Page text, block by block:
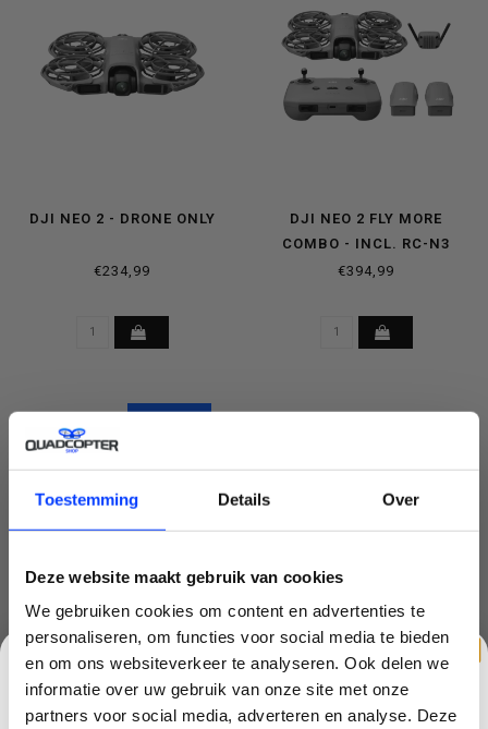
Toestemming Details Over
Deze website maakt gebruik van cookies
We gebruiken cookies om content en advertenties te
personaliseren, om functies voor social media te bieden
en om ons websiteverkeer te analyseren. Ook delen we
informatie over uw gebruik van onze site met onze
partners voor social media, adverteren en analyse. Deze
DJI NEO 2 - DRONE ONLY
€234,99
DJI NEO 2 FLY MORE
COMBO - INCL. RC-N3
CONTROLLER
€394,99
DJI NEO 2 - MOTION FLY
MORE COMBO INCL.
GOGGLES N3 & RC MOTION
€579,99€563,99
DJI NEO 2 FMC KOFFER
€59,99